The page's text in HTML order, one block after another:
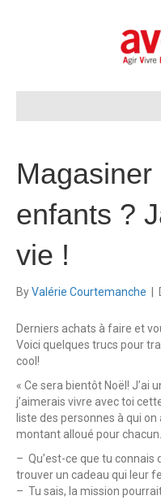
enfants ?
vie !
ByValérie Courtemanche
Derniers achats à faire et
Voici quelques trucs pour
cool!
« Ce sera bientôt Noël! J’ai
j’aimerais vivre avec toi
liste des personnes à qui
montant alloué pour chacun.
– Qu’est-ce que tu connais
trouver un cadeau qui leur
– Tu sais, la mission